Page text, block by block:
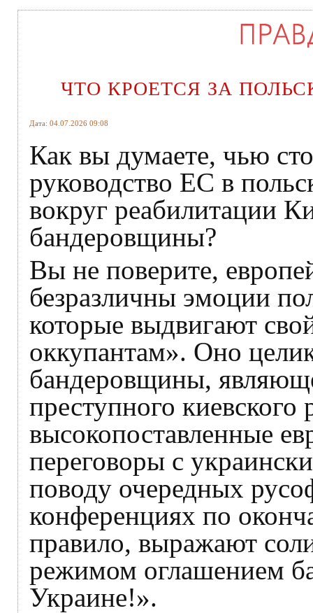
ЧТО КРОЕТСЯ ЗА
Дата: 04.07.2026 09:08
Как вы думаете, чью
руководство ЕС в
вокруг реабилитации
бандеровщины?
Вы не поверите,
безразличны эмоции
которые выдвигают
оккупантам». Оно
бандеровщины,
преступного
высокопоставленные
переговоры с
поводу очередных
конференциях по
правило, выражают
режимом оглашением
Украине!».